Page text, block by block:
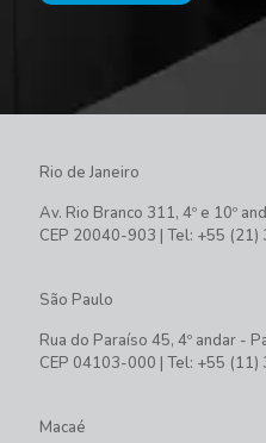
Rio de Janeiro
Av. Rio Branco 311, 4º e 10º
CEP 20040-903 | Tel: +55
São Paulo
Rua do Paraíso 45, 4º andar -
CEP 04103-000 | Tel: +55
Macaé